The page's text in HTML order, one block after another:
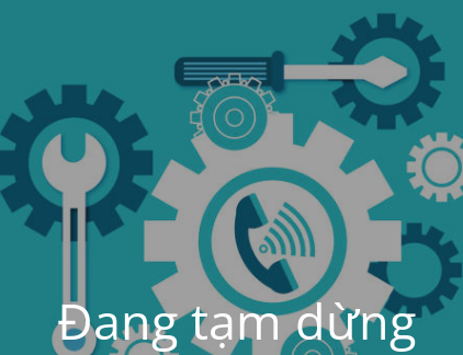
Đang tạm dừng